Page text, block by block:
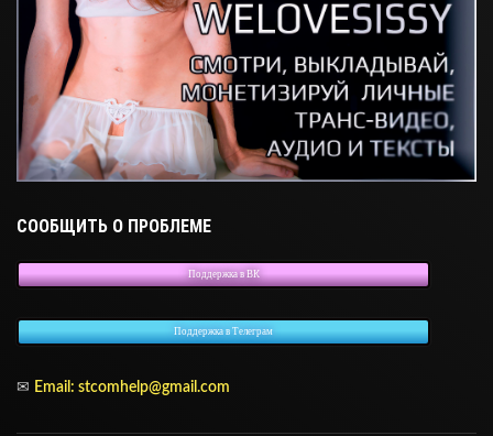
СООБЩИТЬ О ПРОБЛЕМЕ
Поддержка в ВК
Поддержка в Телеграм
✉ Email: stcomhelp@gmail.com